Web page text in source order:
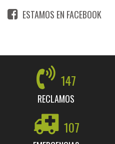
ESTAMOS EN FACEBOOK
147
RECLAMOS
107